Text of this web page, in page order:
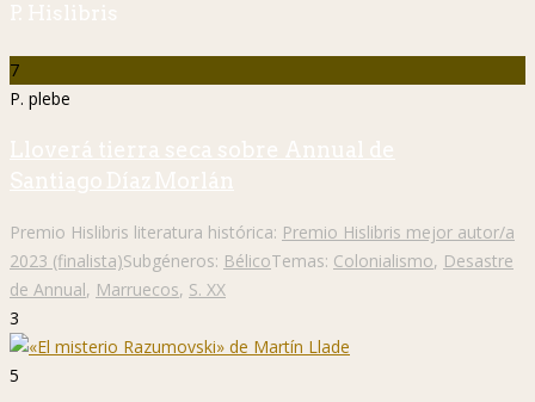
P. Hislibris
7
P. plebe
Lloverá tierra seca sobre Annual de
Santiago Díaz Morlán
Premio Hislibris literatura histórica: Premio Hislibris mejor autor/a
2023 (finalista)Subgéneros: BélicoTemas: Colonialismo, Desastre
de Annual, Marruecos, S. XX
3
5